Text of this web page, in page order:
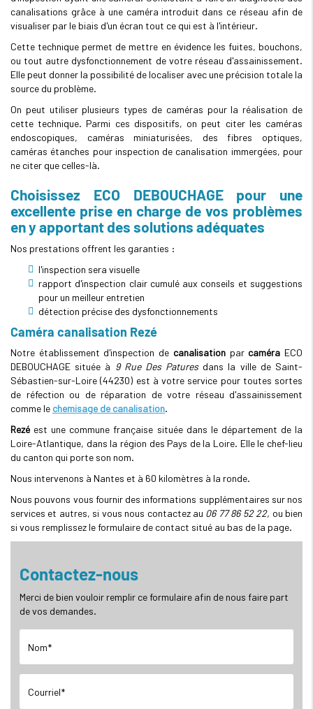
canalisations grâce à une caméra introduit dans ce réseau afin de
visualiser par le biais d'un écran tout ce qui est à l'intérieur.
Cette technique permet de mettre en évidence les fuites, bouchons,
ou tout autre dysfonctionnement de votre réseau d'assainissement.
Elle peut donner la possibilité de localiser avec une précision totale la
source du problème.
On peut utiliser plusieurs types de caméras pour la réalisation de
cette technique. Parmi ces dispositifs, on peut citer les caméras
endoscopiques, caméras miniaturisées, des fibres optiques,
caméras étanches pour inspection de canalisation immergées, pour
ne citer que celles-là.
Choisissez ECO DEBOUCHAGE pour une
excellente prise en charge de vos problèmes
en y apportant des solutions adéquates
Nos prestations offrent les garanties :
l'inspection sera visuelle
rapport d'inspection clair cumulé aux conseils et suggestions
pour un meilleur entretien
détection précise des dysfonctionnements
Caméra canalisation Rezé
Notre établissement d'inspection de canalisationpar caméra ECO
DEBOUCHAGE située à 9 Rue Des Paturesdans la ville de Saint-
Sébastien-sur-Loire (44230) est à votre service pour toutes sortes
de réfection ou de réparation de votre réseau d'assainissement
comme le chemisage de canalisation.
Rezé est une commune française située dans le département de la
Loire-Atlantique, dans la région des Pays de la Loire. Elle le chef-lieu
du canton qui porte son nom.
Nous intervenons à Nantes et à 60 kilomètres à la ronde.
Nous pouvons vous fournir des informations supplémentaires sur nos
services et autres, si vous nous contactez au 06 77 86 52 22, ou bien
si vous remplissez le formulaire de contact situé au bas de la page.
Contactez-nous
Merci de bien vouloir remplir ce formulaire afin de nous faire part
de vos demandes.